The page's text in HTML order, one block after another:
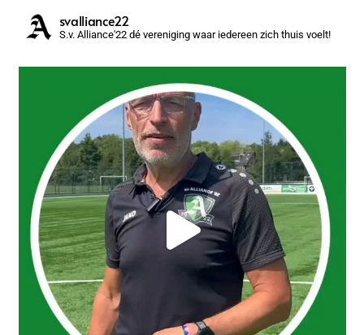
svalliance22
S.v. Alliance'22 dé vereniging waar iedereen zich thuis voelt!